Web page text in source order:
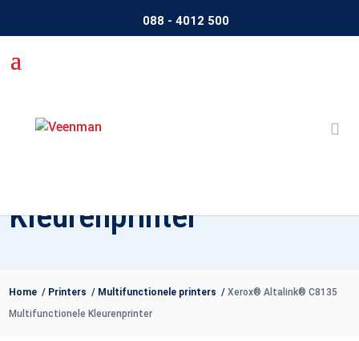
088 - 4012 500
Xerox® Altalink® C8135
Kleurenprinter
Home / Printers / Multifunctionele printers /Xerox® Altalink® C8135
Multifunctionele Kleurenprinter